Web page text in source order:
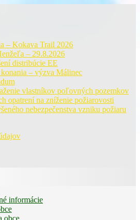
– Kokava Trail 2026
– 29.8.2026
distribúcie EE
– výzva Málinec
vlastníkov poľovných pozemkov
opatrení na zníženie požiarovosti
nebezpečenstva vzniku požiaru
informácie
obce